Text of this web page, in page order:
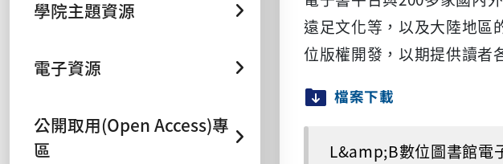
學院主題資源
電子資源
公開取用(Open Access)專
區
遠足文化等，以及大陸地區
位版權開發，以期提供讀者
檔案下載
L&amp;B數位圖書館電